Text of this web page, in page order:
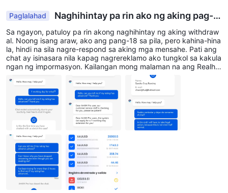
Paglalahad
Naghihintay pa rin ako ng aking pag-w
ithdraw.
Sa ngayon, patuloy pa rin akong naghihintay ng aking withdraw
al. Noong isang araw, ako ang pang-18 sa pila, pero kahina-hina
la, hindi na sila nagre-respond sa aking mga mensahe. Pati ang
chat ay isinasara nila kapag nagrereklamo ako tungkol sa kakula
ngan ng impormasyon. Kailangan mong malaman na ang Realhx,
Aham Pro, at globxe.com ay iisa. Magkaibang pangalan, pareho
ng website, parehong mga gumagamit. Sa pamamagitan ng pag
tukoy sa address kung saan ginagawa ang mga deposito, nakiki
ta ko na maraming USDT ang patuloy na ini-deposito tuwing ilan
g oras, kahit minuto, kaya marahil maraming tao ang naapektuh
an ng mga manloloko na ito. Mayroon akong numero ng telepon
o ng taong nagpakilala sa akin doon dahil nakakagulat, patuloy
pa rin niya akong kausap na parang hindi siya kasangkot. Sa isa
ng punto, nagpahiram pa siya sa akin ng USDT at ibinigay ang k
anyang dokumentasyon (bagaman nagdududa ako kung siya tal
aga ang taong sinasabing siya). Sinusubukan kong ituloy pa, per
o siya ay magiging isang ulat sa mga awtoridad. Umaasa ako na
ang mga taong ito ay mapapabilang sa bilangguan at na mabab
awi ng lahat ng naapektuhan ang kanilang mga investment.